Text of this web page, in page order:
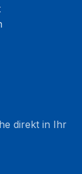
direkt in Ihr